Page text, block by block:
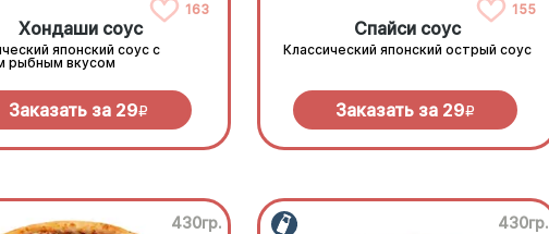
163
Хондаши соус
японский соус с
рыбным вкусом
Заказать за 29R
155
Спайси соус
Классический японский острый соус
Заказать за 29R
430гр. 430гр.